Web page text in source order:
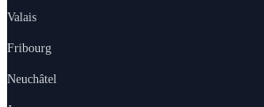
Valais
Fribourg
Neuchâtel